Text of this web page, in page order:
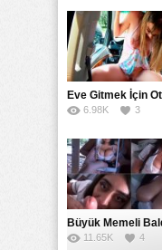
6.98K 3
11.65K 4